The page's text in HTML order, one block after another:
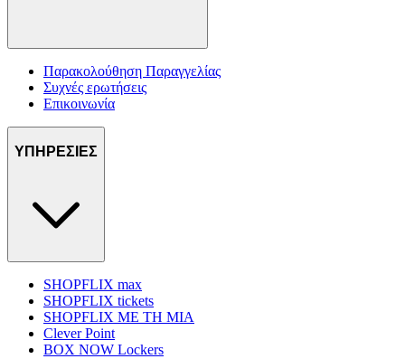
Παρακολούθηση Παραγγελίας
Συχνές ερωτήσεις
Επικοινωνία
ΥΠΗΡΕΣΙΕΣ
SHOPFLIX max
SHOPFLIX tickets
SHOPFLIX ΜΕ ΤΗ ΜΙΑ
Clever Point
BOX NOW Lockers